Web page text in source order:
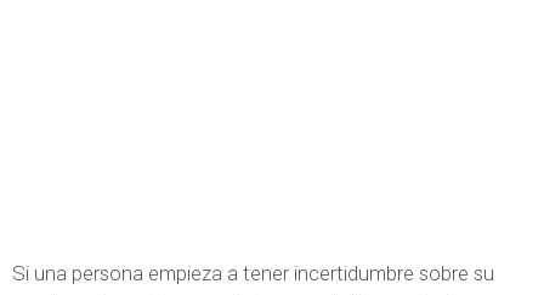
Si una persona empieza a tener incertidumbre sobre su